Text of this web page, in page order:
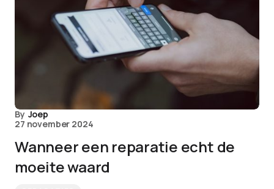
By Joep
27 november 2024
Wanneer een reparatie echt de
moeite waard